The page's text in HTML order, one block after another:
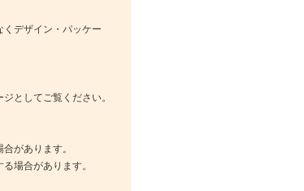
デザイン・パッケー
としてご覧ください。
があります。
場合があります。